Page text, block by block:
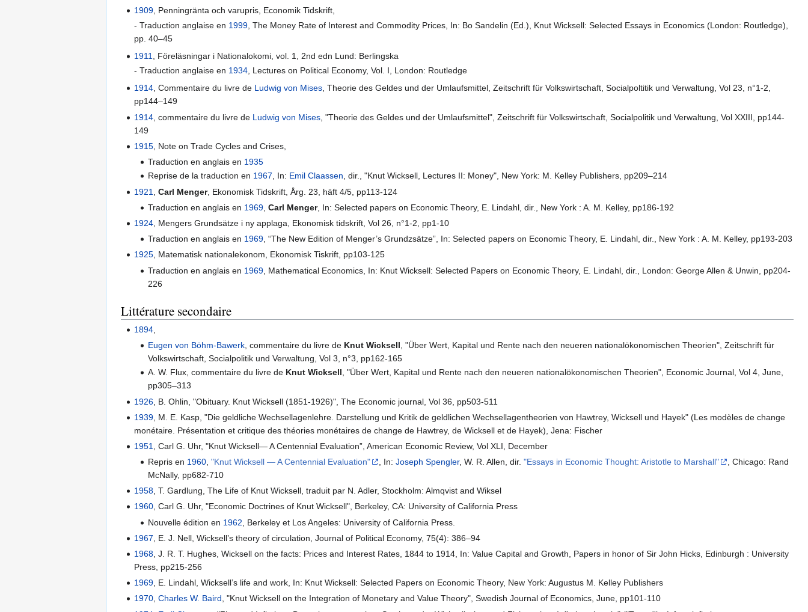
1909 , Penningränta och varupris, Economik Tidskrift,
- Traduction anglaise en 1999 , The Money Rate of Interest and Commodity Prices, In: Bo Sandelin (Ed.), Knut Wicksell: Selected Essays in Economics (London: Routledge),
pp. 40–45
1911
, Föreläsningar i Nationalokomi, vol. 1, 2nd edn Lund: Berlingska
- Traduction anglaise en 1934, Lectures on Political Economy, Vol. I, London: Routledge
1914, Commentaire du livre de Ludwig von Mises, Theorie des Geldes und der Umlaufsmittel, Zeitschrift für Volkswirtschaft, Socialpoltitik und Verwaltung, Vol 23, n°1-2,
pp144–149
1914 , commentaire du livre de Ludwig von Mises , "Theorie des Geldes und der Umlaufsmittel", Zeitschrift für Volkswirtschaft, Socialpolitik und Verwaltung, Vol XXIII, pp144-
149
1915 , Note on Trade Cycles and Crises,
Traduction en anglais en 1935
Reprise de la traduction en 1967, In: Emil Claassen, dir., "Knut Wicksell, Lectures II: Money", New York: M. Kelley Publishers, pp209–214
1921
,Carl Menger, Ekonomisk Tidskrift, Årg. 23, häft 4/5, pp113-124
Traduction en anglais en 1969, Carl Menger, In: Selected papers on Economic Theory, E. Lindahl, dir., New York : A. M. Kelley, pp186-192
1924 , Mengers Grundsätze i ny applaga, Ekonomisk tidskrift, Vol 26, n°1-2, pp1-10
Traduction en anglais en 1969, “The New Edition of Menger’s Grundzsätze”, In: Selected papers on Economic Theory, E. Lindahl, dir., New York : A. M. Kelley, pp193-203
1925, Matematisk nationalekonom, Ekonomisk Tiskrift, pp103-125
Traduction en anglais en 1969, Mathematical Economics, In: Knut Wicksell: Selected Papers on Economic Theory, E. Lindahl, dir., London: George Allen & Unwin, pp204-
226
Littérature secondaire
1894
Eugen von Böhm-Bawerk, commentaire du livre de Knut Wicksell , "Über Wert, Kapital und Rente nach den neueren nationalökonomischen Theorien", Zeitschrift für
Volkswirtschaft, Socialpolitik und Verwaltung, Vol 3, n°3, pp162-165
A. W. Flux, commentaire du livre de Knut Wicksell, "Über Wert, Kapital und Rente nach den neueren nationalökonomischen Theorien", Economic Journal, Vol 4, June,
pp305–313
1926 , B. Ohlin, "Obituary. Knut Wicksell (1851-1926)", The Economic journal, Vol 36, pp503-511
1939 , M. E. Kasp, "Die geldliche Wechsellagenlehre. Darstellung und Kritik de geldlichen Wechsellagentheorien von Hawtrey, Wicksell und Hayek" (Les modèles de change
monétaire. Présentation et critique des théories monétaires de change de Hawtrey, de Wicksell et de Hayek), Jena: Fischer
1951
, Carl G. Uhr, "Knut Wicksell— A Centennial Evaluation”, American Economic Review, Vol XLI, December
Repris en 1960, "Knut Wicksell — A Centennial Evaluation" , In: Joseph Spengler, W. R. Allen, dir. "Essays in Economic Thought: Aristotle to Marshall"
, Chicago: Rand
McNally, pp682-710
1958, T. Gardlung, The Life of Knut Wicksell, traduit par N. Adler, Stockholm: Almqvist and Wiksel
1960, Carl G. Uhr, "Economic Doctrines of Knut Wicksell", Berkeley, CA: University of California Press
Nouvelle édition en 1962 , Berkeley et Los Angeles: University of California Press.
1967 , E. J. Nell, Wicksell’s theory of circulation, Journal of Political Economy, 75(4): 386–94
1968 , J. R. T. Hughes, Wicksell on the facts: Prices and Interest Rates, 1844 to 1914, In: Value Capital and Growth, Papers in honor of Sir John Hicks, Edinburgh : University
Press, pp215-256
1969, E. Lindahl, Wicksell’s life and work, In: Knut Wicksell: Selected Papers on Economic Theory, New York: Augustus M. Kelley Publishers
1970,Charles W. Baird, "Knut Wicksell on the Integration of Monetary and Value Theory", Swedish Journal of Economics, June, pp101‑110